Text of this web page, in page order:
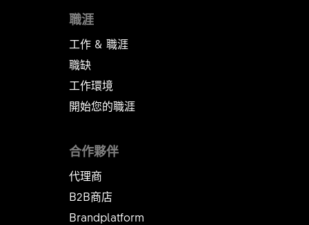
職涯
工作 & 職涯
職缺
工作環境
開始您的職涯
合作夥伴
代理商
B2B商店
Brandplatform